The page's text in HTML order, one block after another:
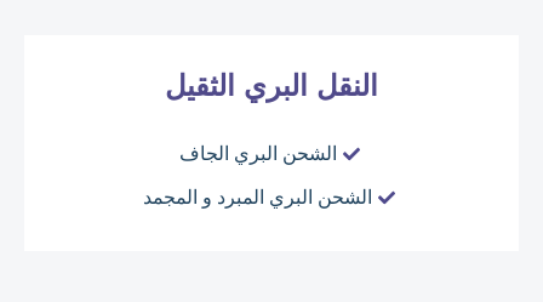
النقل البري الثقيل
الشحن البري الجاف
الشحن البري المبرد و المجمد